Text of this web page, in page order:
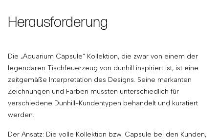
Herausforderung
Die „Aquarium Capsule“ Kollektion, die zwar von einem der
legendären Tischfeuerzeug von dunhill inspiriert ist, ist eine
zeitgemäße Interpretation des Designs. Seine markanten
Zeichnungen und Farben mussten unterschiedlich für
verschiedene Dunhill-Kundentypen behandelt und kuratiert
werden.
Der Ansatz: Die volle Kollektion bzw. Capsule bei den Kunden,